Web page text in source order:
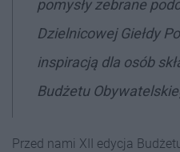
pomysły zebrane
Dzielnicowej Giełdy
inspiracją dla osób
Budżetu
Przed nami XII edycja